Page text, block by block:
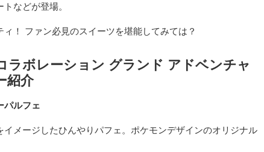
などが登場。
！ ファン必見のスイーツを堪能してみては？
ラボレーション グランド アドベンチャ
紹介
パルフェ
イメージしたひんやりパフェ。ポケモンデザインのオリジナル